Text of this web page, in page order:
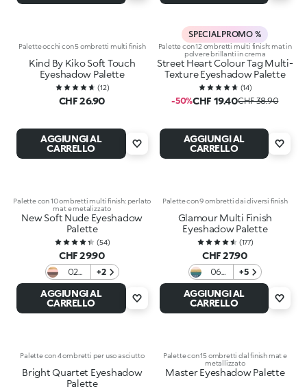
Palette occhi con 5 ombretti multi finish
Kind By Kiko Soft Touch
Eyeshadow Palette
(12)
CHF 26.90
AGGIUNGI AL
CARRELLO
SPECIAL PROMO %
Palette con 12 ombretti multi finish: mat in
polvere brillanti in crema
Street Heart Colour Tag Multi-
Texture Eyeshadow Palette
(14)
-50%CHF 19.40CHF 38.90
AGGIUNGI AL
CARRELLO
Palette con 10 ombretti multi finish: perlato
mat e metalizzato
New Soft Nude Eyeshadow
Palette
(54)
CHF 29.90
02
Warm
Tones
+2
AGGIUNGI AL
CARRELLO
Palette con 9 ombretti dai diversi finish
Glamour Multi Finish
Eyeshadow Palette
(177)
CHF 27.90
06
Green
Vibes
+5
AGGIUNGI AL
CARRELLO
Palette con 4 ombretti per uso asciutto
Bright Quartet Eyeshadow
Palette
Palette con 15 ombretti dal finish mat e
metallizzato
Master Eyeshadow Palette